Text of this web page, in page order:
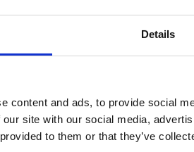
Details
content and ads, to provide social
site with our social media,
to them or that they’ve